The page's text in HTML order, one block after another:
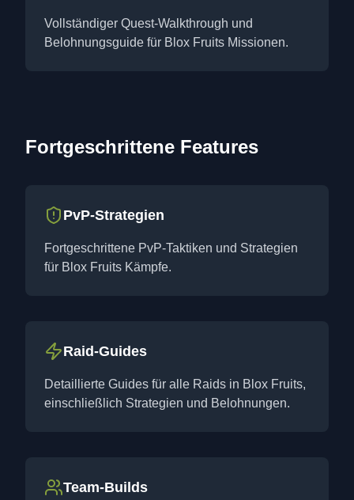
Vollständiger Quest-Walkthrough und
Belohnungsguide für Blox Fruits Missionen.
Fortgeschrittene Features
PvP-Strategien
Fortgeschrittene PvP-Taktiken und Strategien
für Blox Fruits Kämpfe.
Raid-Guides
Detaillierte Guides für alle Raids in Blox Fruits,
einschließlich Strategien und Belohnungen.
Team-Builds